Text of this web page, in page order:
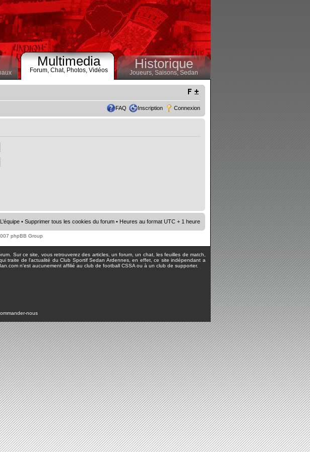
Multimedia
Forum, Chat, Photos, Vidéos Historique
Joueurs, Saisons,Sedan
FAQ Inscription Connexion
L’équipe • Supprimer tous les cookies du forum • Heures au format UTC + 1 heure
phpBB Group
Sur ce site, vous retrouverez des articles, un forum, un chat, les feuilles de match,
traite de l'actualité du Club Sportif Sedan Ardennes, en effet, ce site indépendant a
n'est aucunement affilié au club de football CSSA ou à un club de supporter.
nous